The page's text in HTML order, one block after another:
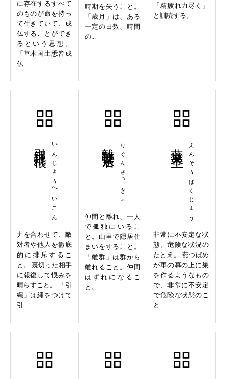
に存在するすべて
のものが命を持っ
て生きていて、成
仏することができ
るという思想。
「草木国土悉皆成
仏...
時期を失うこと。
「歳月」は、ある
一定の日数、時間
の...
「精疲れ力尽く」
と訓読する。
いんじょうへいこん
力を合わせて、敵
対者や他人を徹底
的に排斥するこ
と。 裏切った相手
に報復して恨みを
晴らすこと。 「引
縄」は縄をつけて
引...
りぐんさっきょ
仲間と離れ、一人
で孤独にいるこ
と。山里で隠居住
まいをすること。
「離群」は群から
離れること。仲間
はずれになるこ
と。 ...
えんそうばくじょう
非常に不安定な状
態。危険な状況の
たとえ。 燕つばめ
が軍の幕の上に巣
を作るようなもの
で、非常に不安定
で危険な状態のこ
と...